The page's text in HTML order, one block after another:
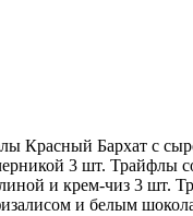
Красный Бархат с
3 шт. Трайфлы
и крем-чиз 3 шт.
и белым